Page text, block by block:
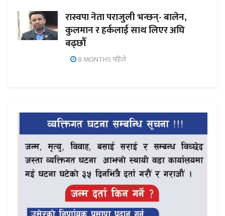
रास्वपा नेता पराजुली भन्छन्- बालेन,
कुलमान र हर्कलाई साथ लिएर अघि
बढ्छौँ
8 MONTHS पहिले